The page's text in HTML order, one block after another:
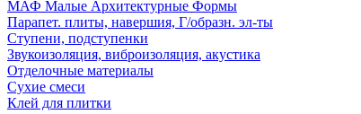
МАФ Малые Архитектурные Формы
Парапет. плиты, навершия, Г/образн. эл-ты
Ступени, подступенки
Звукоизоляция, виброизоляция, акустика
Отделочные материалы
Сухие смеси
Клей для плитки